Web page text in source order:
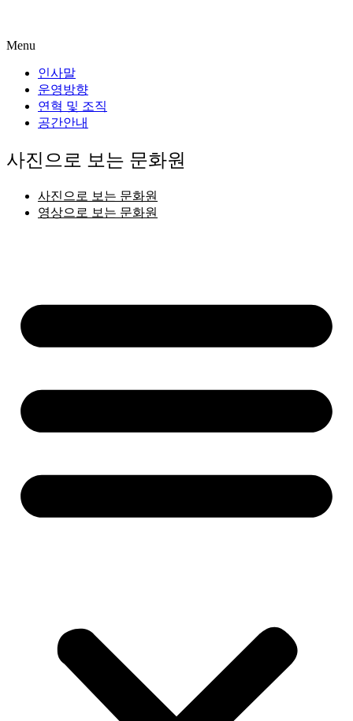
Menu
인사말
운영방향
연혁 및 조직
공간안내
사진으로 보는 문화원
사진으로 보는 문화원
영상으로 보는 문화원